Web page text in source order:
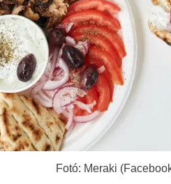
Fotó: Meraki